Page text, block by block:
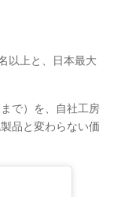
以上と、日本最大
で）を、自社工房
品と変わらない価